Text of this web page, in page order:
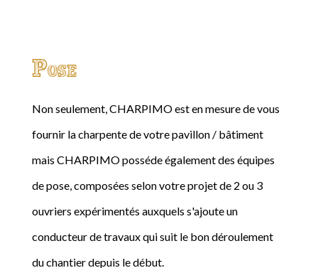
Pose
Non seulement, CHARPIMO est en mesure de vous
fournir la charpente de votre pavillon / bâtiment
mais CHARPIMO posséde également des équipes
de pose, composées selon votre projet de 2 ou 3
ouvriers expérimentés auxquels s'ajoute un
conducteur de travaux qui suit le bon déroulement
du chantier depuis le début.